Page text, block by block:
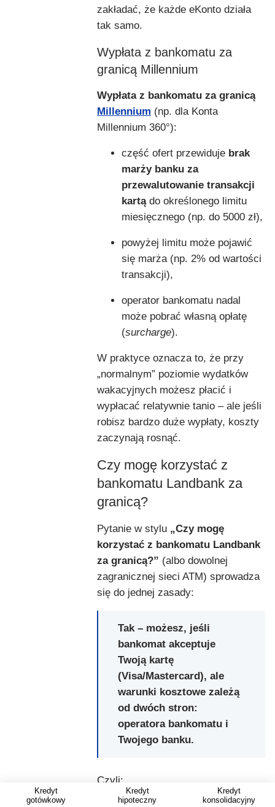
zakładać, że każde eKonto działa
tak samo.
Wypłata z bankomatu za
granicą Millennium
Wypłata z bankomatu za granicą
Millennium (np. dla Konta
Millennium 360°):
część ofert przewiduje brak
marży banku za
przewalutowanie transakcji
kartądo określonego limitu
miesięcznego (np. do 5000 zł),
powyżej limitu może pojawić
się marża (np. 2% od wartości
transakcji),
operator bankomatu nadal
może pobrać własną opłatę
(surcharge).
W praktyce oznacza to, że przy
„normalnym” poziomie wydatków
wakacyjnych możesz płacić i
wypłacać relatywnie tanio – ale jeśli
robisz bardzo duże wypłaty, koszty
zaczynają rosnąć.
Czy mogę korzystać z
bankomatu Landbank za
granicą?
Pytanie w stylu „Czy mogę
korzystać z bankomatu Landbank
za granicą?” (albo dowolnej
zagranicznej sieci ATM) sprowadza
się do jednej zasady:
Tak – możesz, jeśli
bankomat akceptuje
Twoją kartę
(Visa/Mastercard), ale
warunki kosztowe zależą
od dwóch stron:
operatora bankomatu i
Twojego banku.
Czyli:
Kredyt
gotówkowy
Kredyt
hipoteczny
Kredyt
konsolidacyjny